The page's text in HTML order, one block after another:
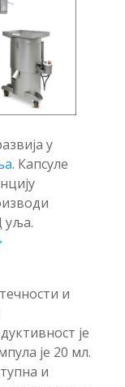
у
. Капсуле
уља.
и
је
је 20 мл.
и